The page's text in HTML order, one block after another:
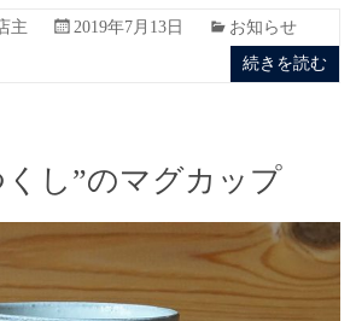
主 2019年7月13日
お知らせ
続きを読む
し”のマグカップ